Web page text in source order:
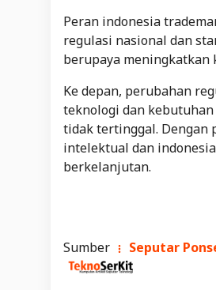
Peran indonesia
regulasi nasional dan
berupaya meningkatkan
Ke depan, perubahan
teknologi dan
tidak tertinggal. Dengan
intelektual dan
berkelanjutan.
Sumber Seputar